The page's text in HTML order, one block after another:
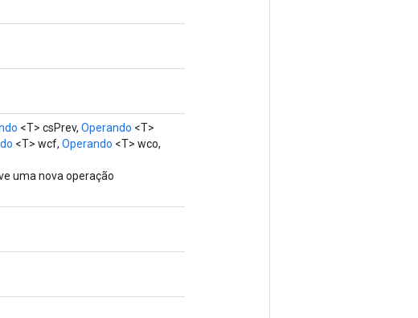
<T> csPrev, Operando <T>
<T> wcf, Operando <T> wco,
uma nova operação